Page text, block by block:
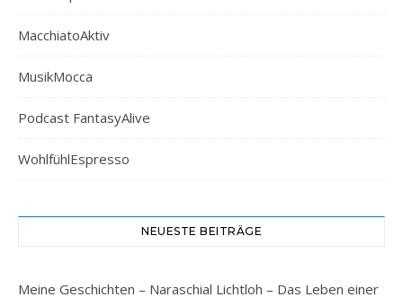
MacchiatoAktiv
MusikMocca
Podcast FantasyAlive
WohlfühlEspresso
NEUESTE BEITRÄGE
Meine Geschichten – Naraschial Lichtloh – Das Leben einer